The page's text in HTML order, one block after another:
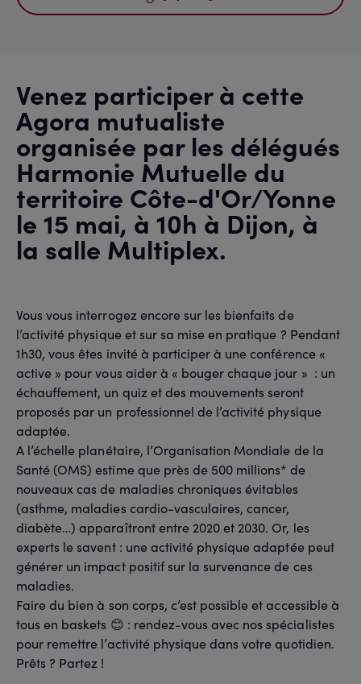
Venez participer à cette
Agora mutualiste
organisée par les délégués
Harmonie Mutuelle du
territoire Côte-d'Or/Yonne
le 15 mai, à 10h à Dijon, à
la salle Multiplex.
Vous vous interrogez encore sur les bienfaits de
l’activité physique et sur sa mise en pratique ? Pendant
1h30, vous êtes invité à participer à une conférence «
active » pour vous aider à « bouger chaque jour » : un
échauffement, un quiz et des mouvements seront
proposés par un professionnel de l’activité physique
adaptée.
A l’échelle planétaire, l’Organisation Mondiale de la
Santé (OMS) estime que près de 500 millions* de
nouveaux cas de maladies chroniques évitables
(asthme, maladies cardio-vasculaires, cancer,
diabète…) apparaîtront entre 2020 et 2030. Or, les
experts le savent : une activité physique adaptée peut
générer un impact positif sur la survenance de ces
maladies.
Faire du bien à son corps, c’est possible et accessible à
tous en baskets 😊 : rendez-vous avec nos spécialistes
pour remettre l’activité physique dans votre quotidien.
Prêts ? Partez !